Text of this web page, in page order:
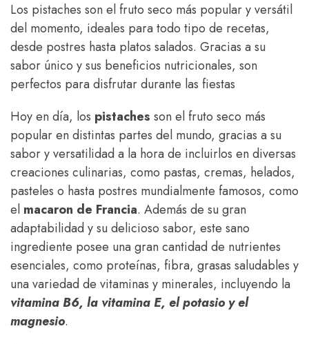
Los pistaches son el fruto seco más popular y versátil
del momento, ideales para todo tipo de recetas,
desde postres hasta platos salados. Gracias a su
sabor único y sus beneficios nutricionales, son
perfectos para disfrutar durante las fiestas
Hoy en día, los pistaches son el fruto seco más
popular en distintas partes del mundo, gracias a su
sabor y versatilidad a la hora de incluirlos en diversas
creaciones culinarias, como pastas, cremas, helados,
pasteles o hasta postres mundialmente famosos, como
el macaron de Francia. Además de su gran
adaptabilidad y su delicioso sabor, este sano
ingrediente posee una gran cantidad de nutrientes
esenciales, como proteínas, fibra, grasas saludables y
una variedad de vitaminas y minerales, incluyendo la
vitamina B6, la vitamina E, el potasio y el
magnesio.